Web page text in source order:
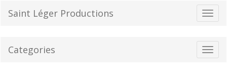
Saint Léger Productions
Categories